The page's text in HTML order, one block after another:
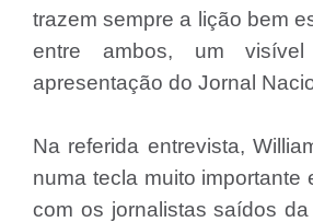
trazem sempre a lição bem
entre ambos, um
apresentação do Jornal
Na referida entrevista,
numa tecla muito importante
com os jornalistas saídos